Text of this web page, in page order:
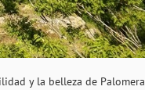
y la belleza de Palomera